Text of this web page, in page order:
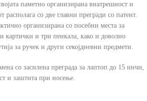
паметно организирана внатрешност и
располага со две главни прегради со патент.
организирана со посебни места за
картички и три пенкала, како и доволно
за ручек и други секојдневни предмети.
со засилена преграда за лаптоп до 15 инчи,
и заштита при носење.